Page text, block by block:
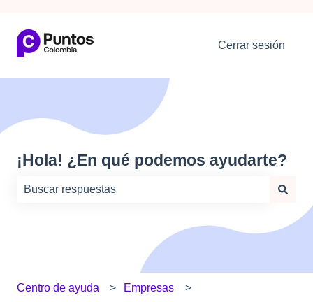
Cerrar sesión
¡Hola! ¿En qué podemos ayudarte?
No hay sugerencias porque el campo de búsqueda
Centro de ayuda Empresas